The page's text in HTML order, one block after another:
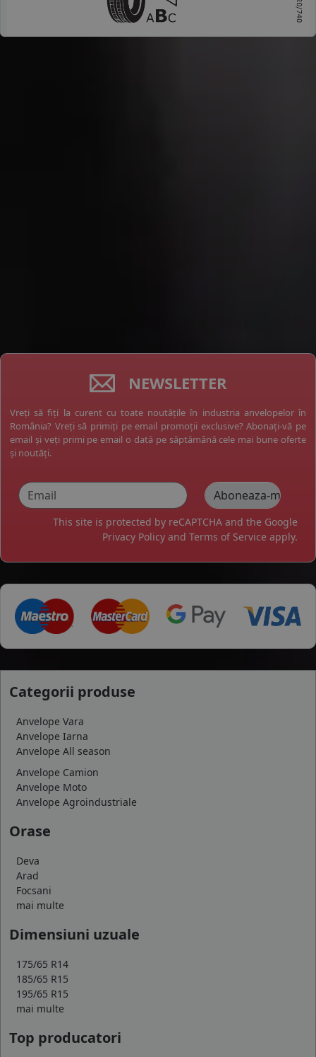
NEWSLETTER
Vreți să fiți la curent cu toate noutățile în industria anvelopelor în
România? Vreți să primiți pe email promoții exclusive? Abonați-vă pe
email și veți primi pe email o dată pe săptămână cele mai bune oferte
și noutăți.
This site is protected by reCAPTCHA and the Google
Privacy Policy and Terms of Service apply.
Categorii produse
Anvelope Vara
Anvelope Iarna
Anvelope All season
Anvelope Camion
Anvelope Moto
Anvelope Agroindustriale
Orase
Deva
Arad
Focsani
mai multe
Dimensiuni uzuale
175/65 R14
185/65 R15
195/65 R15
mai multe
Top producatori